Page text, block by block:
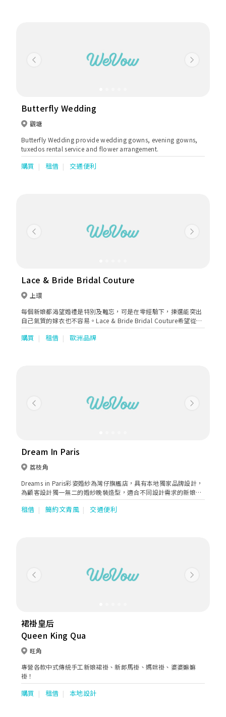
Previous Next
Butterfly Wedding
觀塘
Butterfly Wedding provide wedding gowns, evening gowns,
tuxedos rental service and flower arrangement.
購買 租借 交通便利
Previous Next
Lace & Bride Bridal Couture
上環
每個新娘都渴望婚禮是特別及難忘，可是在零經驗下，揀選能突出
自己氣質的嫁衣也不容易。Lace & Bride Bridal Couture希望從新
人角度出發，以細緻手工和剪裁設計，展現新娘的體態美與氣質，
務求讓新娘眼前一亮，能夠充滿期待地在這裡找到婚禮夢想。
購買 租借 歐洲品牌
Previous Next
Dream In Paris
荔枝角
Dreams in Paris彩姿婚紗為灣仔旗艦店，具有本地獨家品牌設計，
為顧客設計獨一無二的婚紗晚裝造型，適合不同設計需求的新娘。
另有媽咪/主人家/宴會服/姊妹裙/租借及訂造服務，且提供專業星
级化妝髮型：新娘妝頭/姊妹妝頭/主人家妝頭/男士妝頭及形象指
租借 簡約文青風 交通便利
Previous Next
裙褂皇后
Queen King Qua
旺角
專營各款中式傳統手工新娘裙褂、新郎馬褂、媽咪褂、婆婆嫲嫲
褂！
購買 租借 本地設計